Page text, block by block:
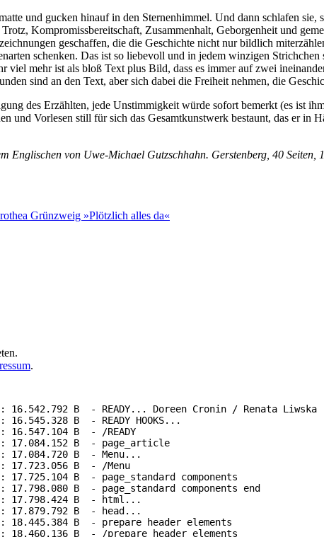
und gucken hinauf in den Sternenhimmel. Und dann schlafen
Kompromissbereitschaft, Zusammenhalt, Geborgenheit und
geschaffen, die die Geschichte nicht nur bildlich
schenken. Das ist so liebevoll und in jedem winzigen
mehr ist als bloß Text plus Bild, dass es immer auf zwei
sind an den Text, aber sich dabei die Freiheit nehmen, die
des Erzählten, jede Unstimmigkeit würde sofort bemerkt (es ist
und Vorlesen still für sich das Gesamtkunstwerk bestaunt, das er in
von Uwe-Michael Gutzschhahn. Gerstenberg, 40 Seiten,
Grünzweig »Plötzlich alles da«
.
B  - READY... Doreen Cronin / Renata
B  - READY HOOKS...
B  - /READY
B  - page_article
B  - Menu...
B  - /Menu
B  - page_standard components
B  - page_standard components end
17.798.424 B  - html...
17.879.792 B  - head...
B  - prepare header elements
B  - /prepare header elements